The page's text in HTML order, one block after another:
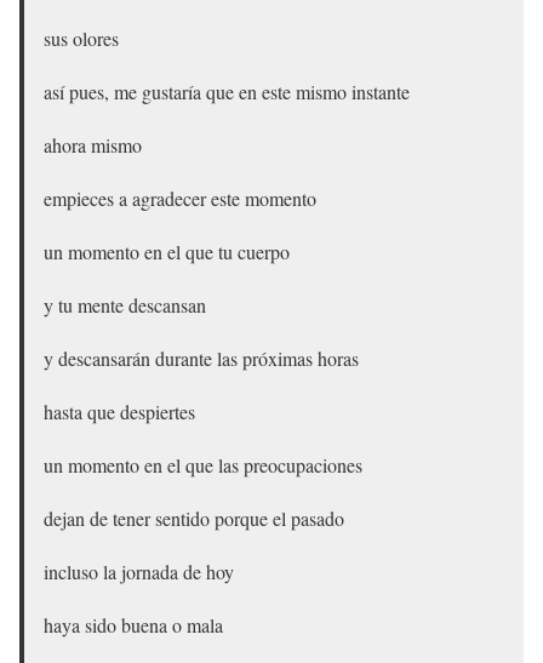
sus olores
así pues, me gustaría que en este mismo instante
ahora mismo
empieces a agradecer este momento
un momento en el que tu cuerpo
y tu mente descansan
y descansarán durante las próximas horas
hasta que despiertes
un momento en el que las preocupaciones
dejan de tener sentido porque el pasado
incluso la jornada de hoy
haya sido buena o mala